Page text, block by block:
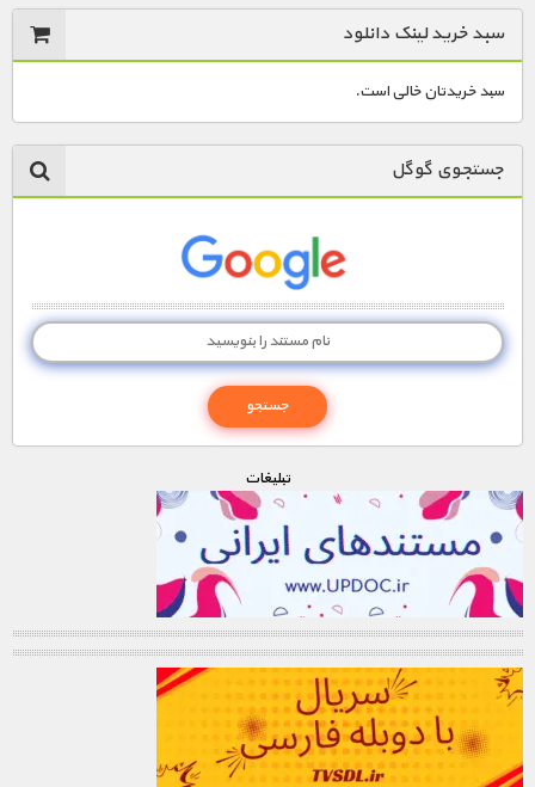
سبد خرید لینک دانلود
سبد خریدتان خالی است.
جستجوی گوگل
تبليغات